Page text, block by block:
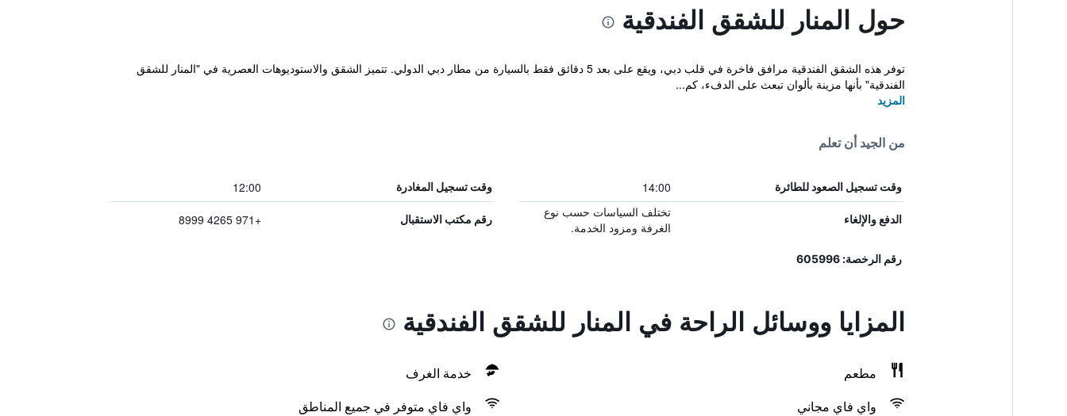
حول المنار للشقق الفندقية
توفر هذه الشقق الفندقية مرافق فاخرة في قلب دبي، ويقع على بعد 5 دقائق فقط بالسيارة من مطار دبي الدولي. تتميز الشقق والاستوديوهات العصرية في "المنار للشقق
الفندقية" بأنها مزينة بألوان تبعث على الدفء، كم...
المزيد
من الجيد أن تعلم
وقت تسجيل الصعود للطائرة 14:00 وقت تسجيل المغادرة 12:00
الدفع والإلغاء
تختلف السياسات حسب نوع
الغرفة ومزود الخدمة.
رقم مكتب الاستقبال +971 4265 8999
رقم الرخصة: 605996
المزايا ووسائل الراحة في المنار للشقق الفندقية
مطعم
خدمة الغرف
واي فاي مجاني
واي فاي متوفر في جميع المناطق